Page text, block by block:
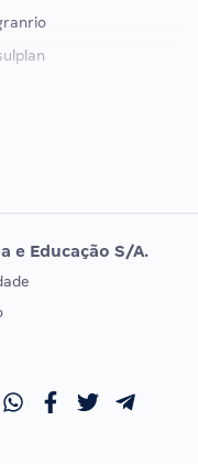
DE ORDEM
OAB
e Educação S/A.